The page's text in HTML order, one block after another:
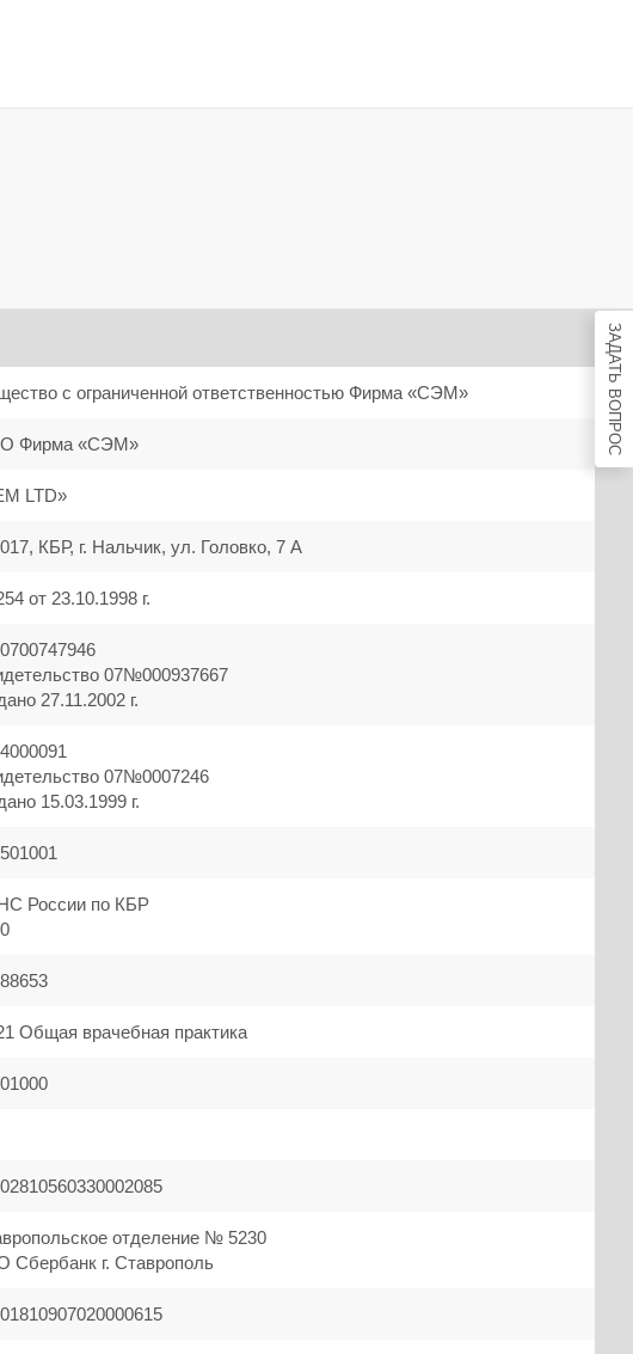
с ограниченной ответственностью Фирма «СЭМ»
Фирма «СЭМ»
LTD»
КБР, г. Нальчик, ул. Головко, 7 А
от 23.10.1998 г.
07№000937667
27.11.2002 г.
07№0007246
15.03.1999 г.
России по КБР
Общая врачебная практика
отделение № 5230
Сбербанк г. Ставрополь
ЗАДАТЬ ВОПРОС